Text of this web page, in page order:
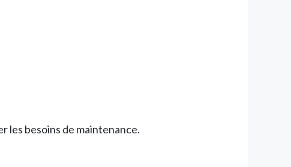
les besoins de maintenance.